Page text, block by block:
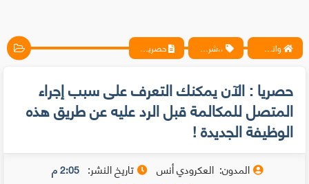
واتس آب ، فيسبوك ، أنترنت ، شروحات تقنية حصرية - المحترف ،،شروحات حصريا : الآن يمكنك التعرف على سبب إجراء المتصل للمكالمة قبل الرد عليه عن طريق هذه الوظيفة الجديدة !
حصريا : الآن يمكنك التعرف على سبب إجراء
المتصل للمكالمة قبل الرد عليه عن طريق هذه
الوظيفة الجديدة !
المدون: العكرودي أنس تاريخ النشر: 2:05 م